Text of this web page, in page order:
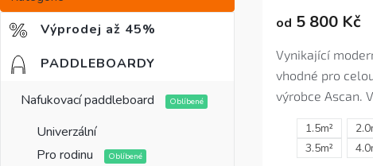
kategorie
Výprodej až 45%
PADDLEBOARDY
Nafukovací paddleboard
Univerzální
Pro rodinu
je
z
hvězdiček.
od 5 800 Kč
Vynikající
vhodné pro
výrobce Ascan.
kvalitním
funkčním
vynikající
1.5m²
3.5m²